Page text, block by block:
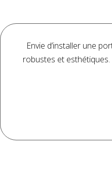
Envie d’installer une
robustes et